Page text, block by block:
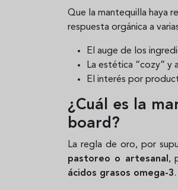
Que la mantequilla haya
respuesta orgánica a
El auge de los
La estética “cozy” y
El interés por
¿Cuál es la
board?
La regla de oro, por
pastoreo o artesanal ,
ácidos grasos omega-3